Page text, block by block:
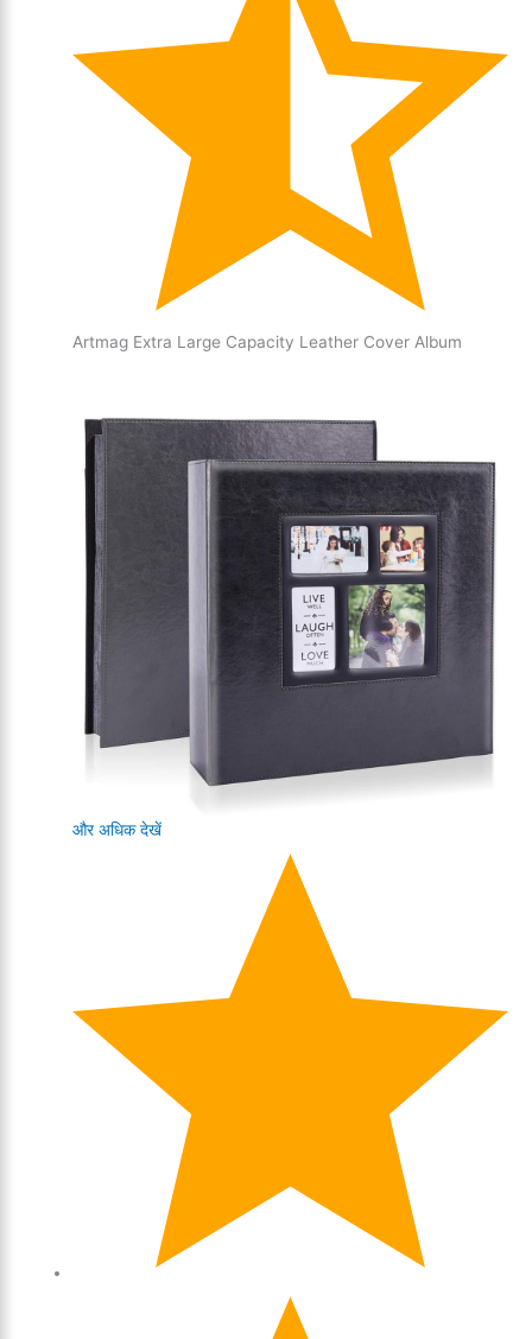
Artmag Extra Large Capacity Leather Cover Album
और अधिक देखें